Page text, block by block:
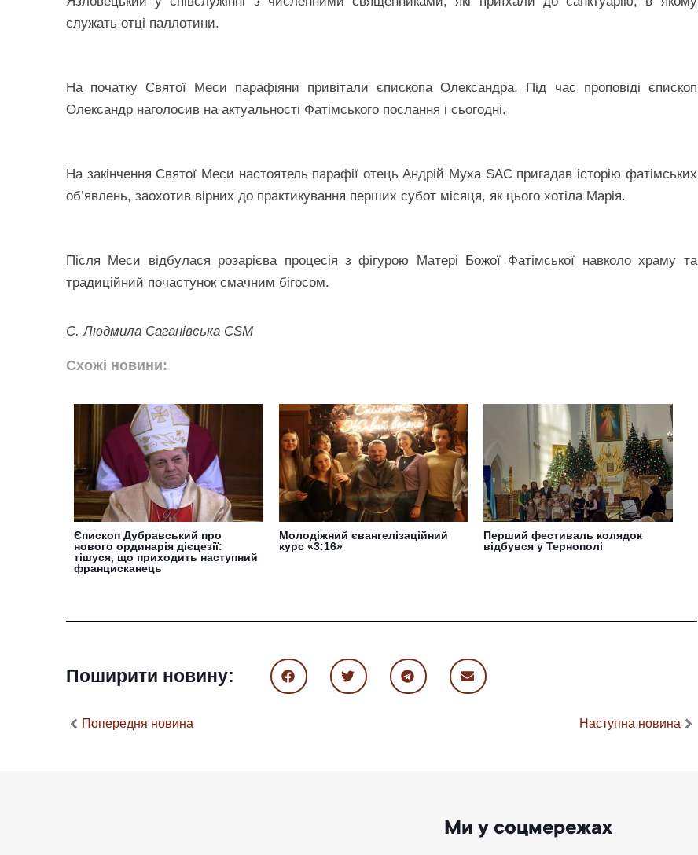
служать отці паллотини.
На початку Святої Меси парафіяни привітали єпископа Олександра. Під час проповіді єпископ
Олександр наголосив на актуальності Фатімського послання і сьогодні.
На закінчення Святої Меси настоятель парафії отець Андрій Муха SAC пригадав історію фатімських
об’явлень, заохотив вірних до практикування перших субот місяця, як цього хотіла Марія.
Після Меси відбулася розарієва процесія з фігурою Матері Божої Фатімської навколо храму та
традиційний почастунок смачним бігосом.
С. Людмила Саганівська CSM
Схожі новини:
Єпископ Дубравський про
нового ординарія дієцезії:
тішуся, що приходить наступний
францисканець
Молодіжний євангелізаційний
курс «3:16»
Перший фестиваль колядок
відбувся у Тернополі
Поширити новину:
Попередня новина Наступна новина
Ми у соцмережах